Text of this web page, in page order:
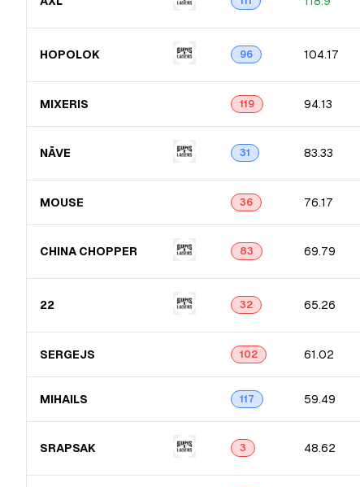
HOPOLOK 96 104.17
MIXERIS 119 94.13
NĀVE 31 83.33
MOUSE 36 76.17
CHINA CHOPPER 83 69.79
22 32 65.26
SERGEJS 102 61.02
MIHAILS 117 59.49
SRAPSAK 3 48.62